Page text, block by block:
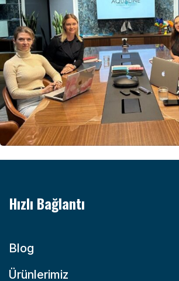
Hızlı Bağlantı
Blog
Ürünlerimiz